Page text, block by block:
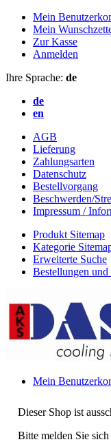
Mein
Mein
Zur Kasse
Anmelden
Ihre Sprache: de
de
en
AGB
Lieferung
Zahlungsarten
Datenschutz
Bestellvorgang
Beschwerden/
Impressum /
Produkt Sitemap
Kategorie
Erweiterte Suche
Bestellungen
Dieser Shop ist
Bitte melden Sie
Mein